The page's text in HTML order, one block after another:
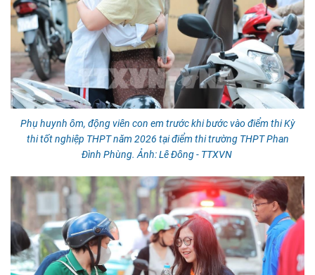
Phụ huynh ôm, động viên con em trước khi bước vào điểm thi Kỳ
thi tốt nghiệp THPT năm 2026 tại điểm thi trường THPT Phan
Đình Phùng. Ảnh: Lê Đông - TTXVN